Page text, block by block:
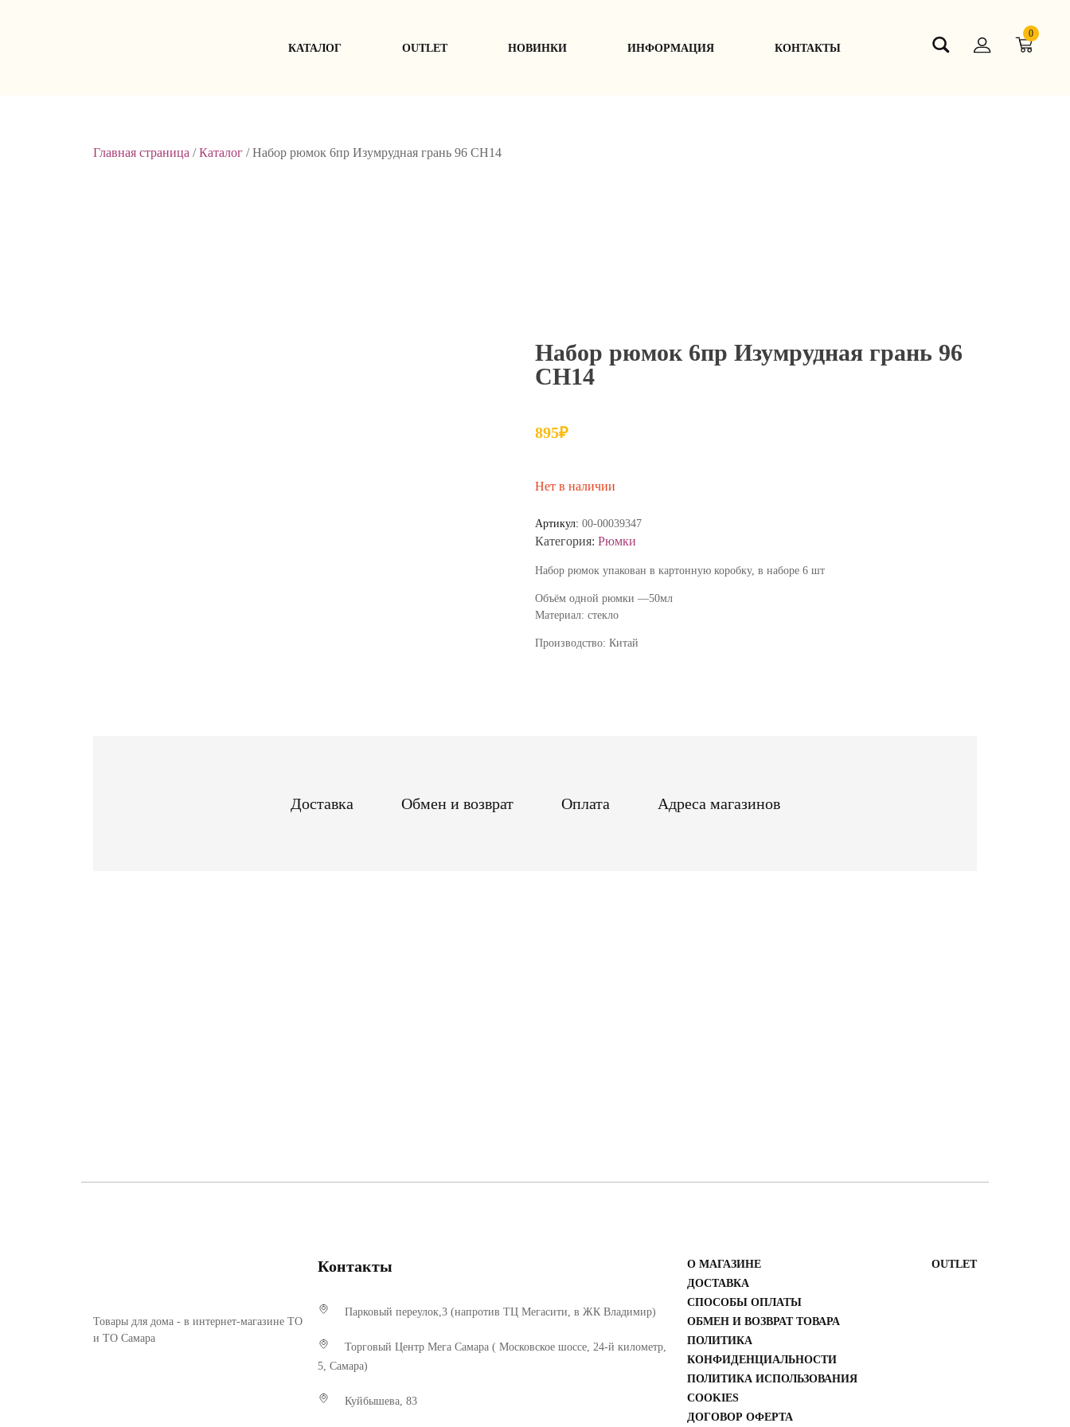
КАТАЛОГ ОUTLET НОВИНКИ ИНФОРМАЦИЯ КОНТАКТЫ
0
Главная страница /Каталог /Набор рюмок 6пр Изумрудная грань 96 СН14
Набор рюмок 6пр Изумрудная грань 96
СН14
895₽
Нет в наличии
Артикул: 00-00039347
Категория: Рюмки
Набор рюмок упакован в картонную коробку, в наборе 6 шт
Объём одной рюмки —50мл
Материал: стекло
Производство: Китай
Доставка Обмен и возврат Оплата Адреса магазинов
Товары для дома - в интернет-магазине ТО
и ТО Самара
Контакты
Парковый переулок,3 (напротив ТЦ Мегасити, в ЖК Владимир)
Торговый Центр Мега Самара ( Московское шоссе, 24-й километр,
5, Самара)
Куйбышева, 83
О МАГАЗИНЕ
ДОСТАВКА
СПОСОБЫ ОПЛАТЫ
ОБМЕН И ВОЗВРАТ ТОВАРА
ПОЛИТИКА
КОНФИДЕНЦИАЛЬНОСТИ
ПОЛИТИКА ИСПОЛЬЗОВАНИЯ
COOKIES
ДОГОВОР ОФЕРТА
ОUTLET